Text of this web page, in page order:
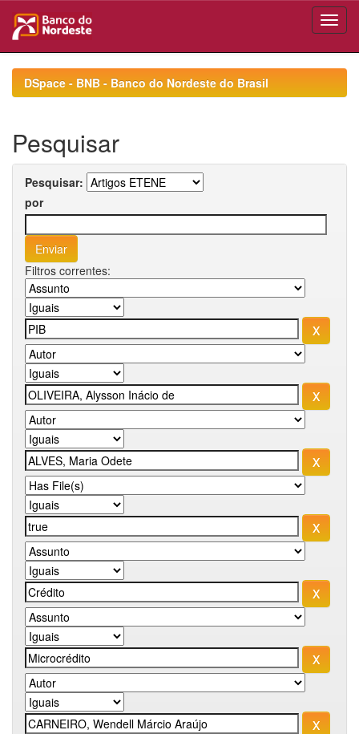
navigationDSpace - BNB - Banco do Nordeste do Brasil
Pesquisar
Pesquisar:
por
Filtros correntes: